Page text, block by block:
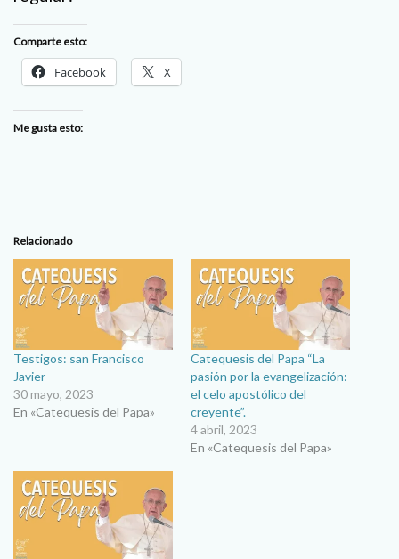
Comparte esto:
Facebook X
Me gusta esto:
Relacionado
Testigos: san Francisco
Javier
30 mayo, 2023
En «Catequesis del Papa»
Catequesis del Papa “La
pasión por la evangelización:
el celo apostólico del
creyente”.
4 abril, 2023
En «Catequesis del Papa»